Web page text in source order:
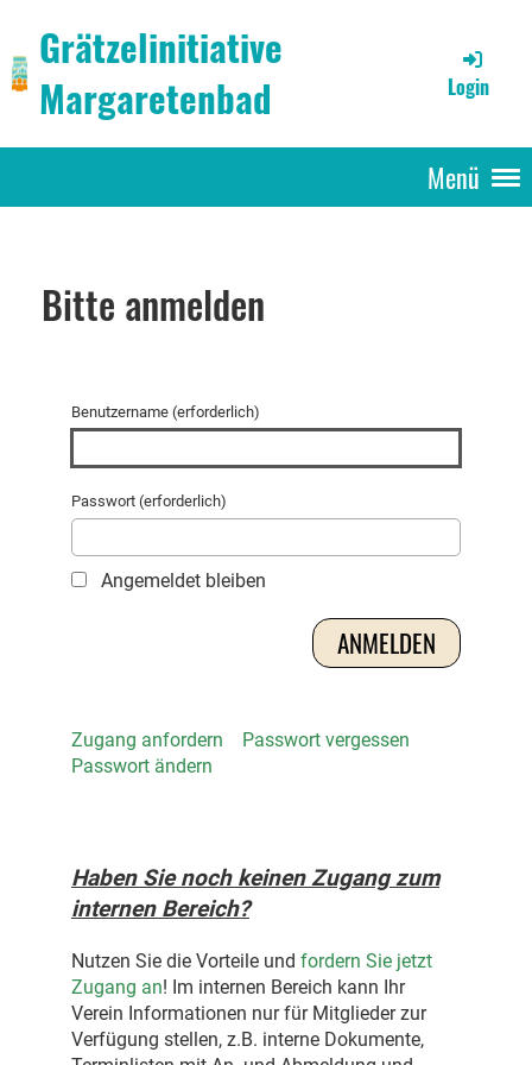
Grätzelinitiative
Margaretenbad
Login
Menü
Bitte anmelden
Benutzername (erforderlich)
Passwort (erforderlich)
Angemeldet bleiben
Zugang anfordern
Passwort vergessen
Passwort ändern
Haben Sie noch keinen Zugang zum
internen Bereich?
Nutzen Sie die Vorteile und fordern Sie jetzt
Zugang an! Im internen Bereich kann Ihr
Verein Informationen nur für Mitglieder zur
Verfügung stellen, z.B. interne Dokumente,